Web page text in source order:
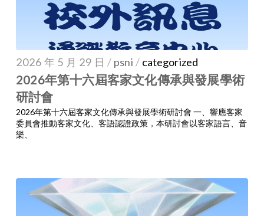
2026 年 5 月 29 日 / psni / categorized
2026年第十六屆客家文化傳承與發展學術
研討會
2026年第十六屆客家文化傳承與發展學術研討會 一、響應客家
委員會推動客家文化、客語認證政策，本研討會以客家語言、音
樂、